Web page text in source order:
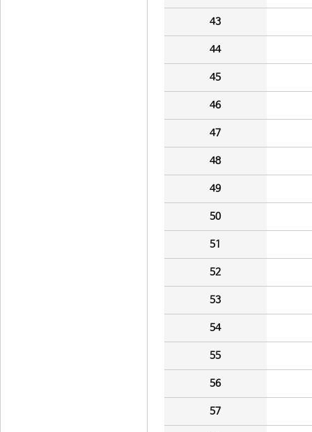
43
44
45
46
47
48
49
50
51
52
53
54
55
56
57